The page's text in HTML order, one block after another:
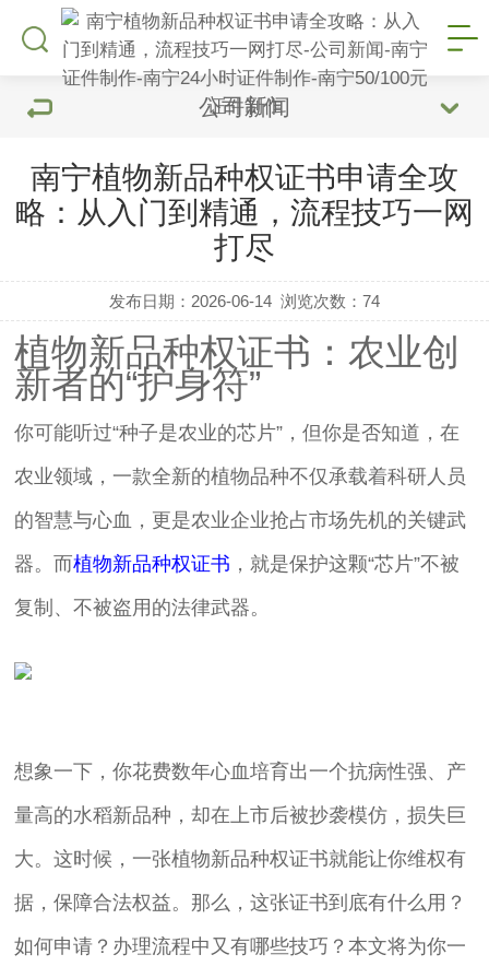
公司新闻
南宁植物新品种权证书申请全攻
略：从入门到精通，流程技巧一网
打尽
发布日期：2026-06-14 浏览次数：74
植物新品种权证书：农业创
新者的“护身符”
你可能听过“种子是农业的芯片”，但你是否知道，在
农业领域，一款全新的植物品种不仅承载着科研人员
的智慧与心血，更是农业企业抢占市场先机的关键武
器。而植物新品种权证书 ，就是保护这颗“芯片”不被
复制、不被盗用的法律武器。
想象一下，你花费数年心血培育出一个抗病性强、产
量高的水稻新品种，却在上市后被抄袭模仿，损失巨
大。这时候，一张植物新品种权证书就能让你维权有
据，保障合法权益。那么，这张证书到底有什么用？
如何申请？办理流程中又有哪些技巧？本文将为你一